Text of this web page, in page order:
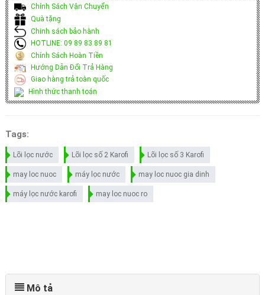
Chính Sách Vận Chuyển
Quà tặng
Chinh sách bảo hành
HOTLINE: 09 89 83 89 81
Chính Sách Hoàn Tiền
Hướng Dẫn Đổi Trả Hàng
Giao hàng trả toàn quốc
Hình thức thanh toán
Tags:
Lõi lọc nước Lõi lọc số 2 Karofi Lõi lọc số 3 Karofi
may loc nuoc máy lọc nước may loc nuoc gia dinh
máy lọc nước karofi may loc nuoc ro
Mô tả